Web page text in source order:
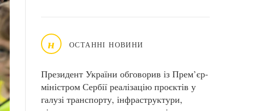
н ОСТАННІ НОВИНИ
Президент України обговорив із Прем’єр-
міністром Сербії реалізацію проєктів у
галузі транспорту, інфраструктури,